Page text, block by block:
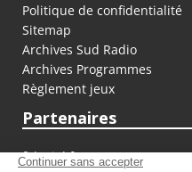
Politique de confidentialité
Sitemap
Archives Sud Radio
Archives Programmes
Règlement jeux
Partenaires
fiducial.fr